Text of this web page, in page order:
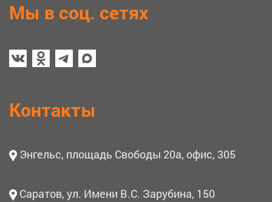
Мы в соц. сетях
Контакты
Энгельс, площадь Свободы 20а, офис, 305
Саратов, ул. Имени В.С. Зарубина, 150